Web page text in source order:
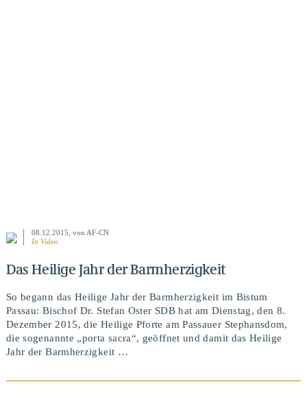
08.12.2015 , von AF-CN
In Video
Das Heilige Jahr der Barmherzigkeit
So begann das Heilige Jahr der Barmherzigkeit im Bistum
Passau: Bischof Dr. Stefan Oster SDB hat am Dienstag, den 8.
Dezember 2015, die Heilige Pforte am Passauer Stephansdom,
die sogenannte „porta sacra“, geöffnet und damit das Heilige
Jahr der Barmherzigkeit …